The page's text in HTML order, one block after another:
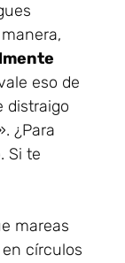
eso de
distraigo
¿Para
Si te
mareas
círculos